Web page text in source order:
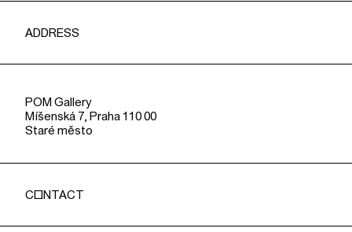
ADDRESS
POM Gallery
Míšenská 7, Praha 110 00
Staré město
CONTACT